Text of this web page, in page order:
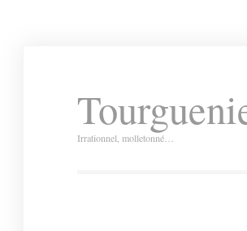
Irrationnel, molletonné…